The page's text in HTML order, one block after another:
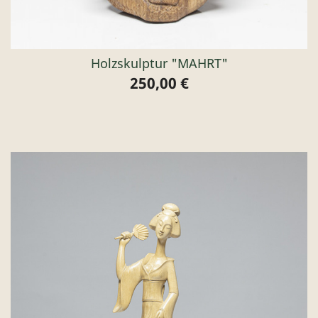
Holzskulptur "MAHRT"
Preis
250,00 €